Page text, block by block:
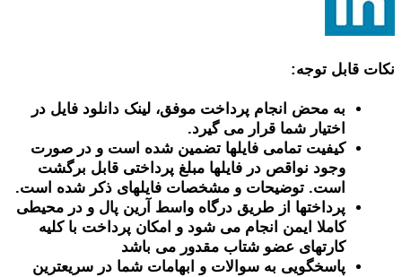
نکات قابل توجه:
به محض انجام پرداخت موفق، لینک دانلود فایل در
اختیار شما قرار می گیرد.
کیفیت تمامی فایلها تضمین شده است و در صورت
وجود نواقص در فایلها مبلغ پرداختی قابل برگشت
است. توضیحات و مشخصات فایلهای ذکر شده است.
پرداختها از طریق درگاه واسط آرین پال و در محیطی
کاملا ایمن انجام می شود و امکان پرداخت با کلیه
کارتهای عضو شتاب مقدور می باشد
پاسخگویی به سوالات و ابهامات شما در سریعترین